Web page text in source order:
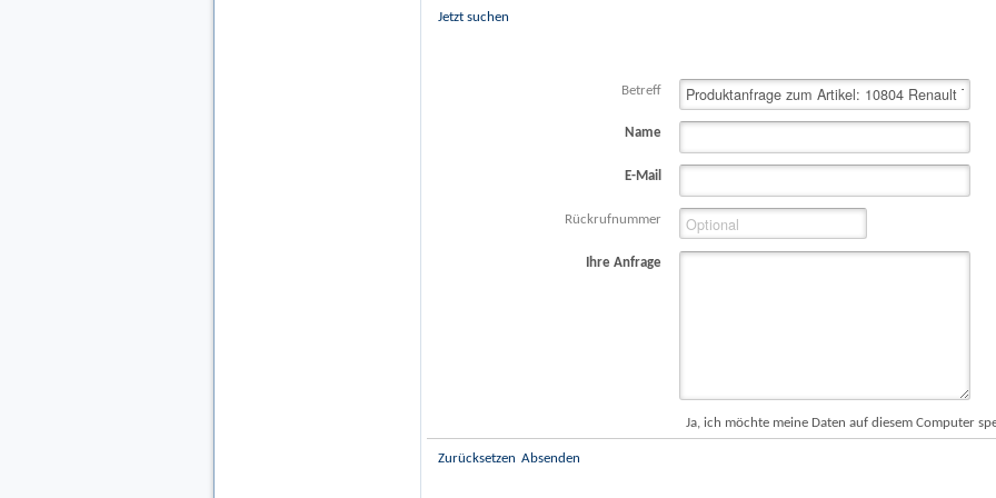
Jetzt suchen
Betreff
Name
E-Mail
Rückrufnummer
Ihre Anfrage
Ja, ich möchte meine Daten auf diesem Computer
Zurücksetzen Absenden